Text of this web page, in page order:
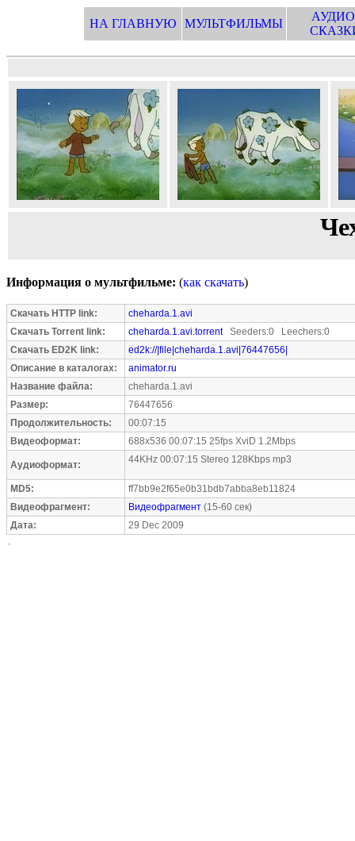
НА ГЛАВНУЮ МУЛЬТФИЛЬМЫ
Информация о мультфильме: (как скачать)
Скачать HTTP link:
cheharda.1.avi
Скачать Torrent link:
cheharda.1.avi.torrentSeeders:0 Leechers:0
Скачать ED2K link:
ed2k://|file|cheharda.1.avi|76447656|
Описание в каталогах:
animator.ru
Название файла:
cheharda.1.avi
Размер:
76447656
Продолжительность:
00:07:15
Видеоформат:
688x536 00:07:15 25fps XviD 1.2Mbps
Аудиоформат: 44KHz 00:07:15 Stereo 128Kbps mp3
MD5:
ff7bb9e2f65e0b31bdb7abba8eb11824
Видеофрагмент:
Видеофрагмент (15-60 сек)
Дата:
29 Dec 2009